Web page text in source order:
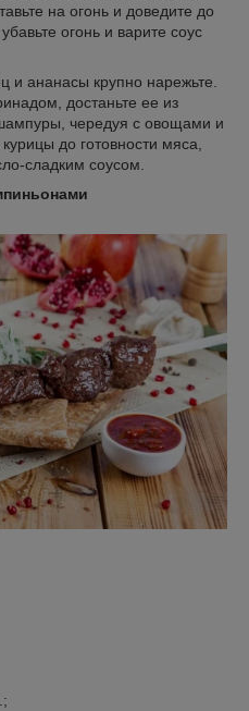
на огонь и доведите до
огонь и варите соус
и ананасы крупно нарежьте.
достаньте ее из
чередуя с овощами и
до готовности мяса,
сладким соусом.